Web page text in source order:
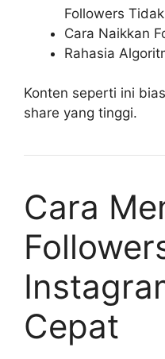
Followers
Cara Naikkan
Rahasia
Konten seperti ini
share yang tinggi.
Cara
Cepat